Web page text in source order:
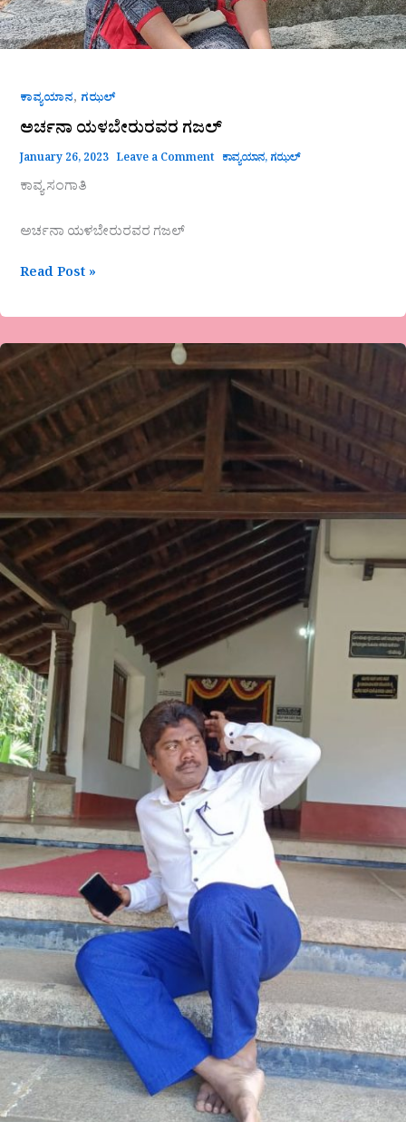
ಕಾವ್ಯಯಾನ, ಗಝಲ್
ಅರ್ಚನಾ ಯಳಬೇರುರವರ ಗಜಲ್
January 26, 2023 Leave a Comment ಕಾವ್ಯಯಾನ, ಗಝಲ್
ಕಾವ್ಯ ಸಂಗಾತಿ
ಅರ್ಚನಾ ಯಳಬೇರುರವರ ಗಜಲ್
Read Post »
ದಾದಾಪೀರ್
ತರೀಕೆರೆಯವರ
ಕವಿತೆ-
ಎಲ್ಲ
ಬದಲಾಗಿದೆ